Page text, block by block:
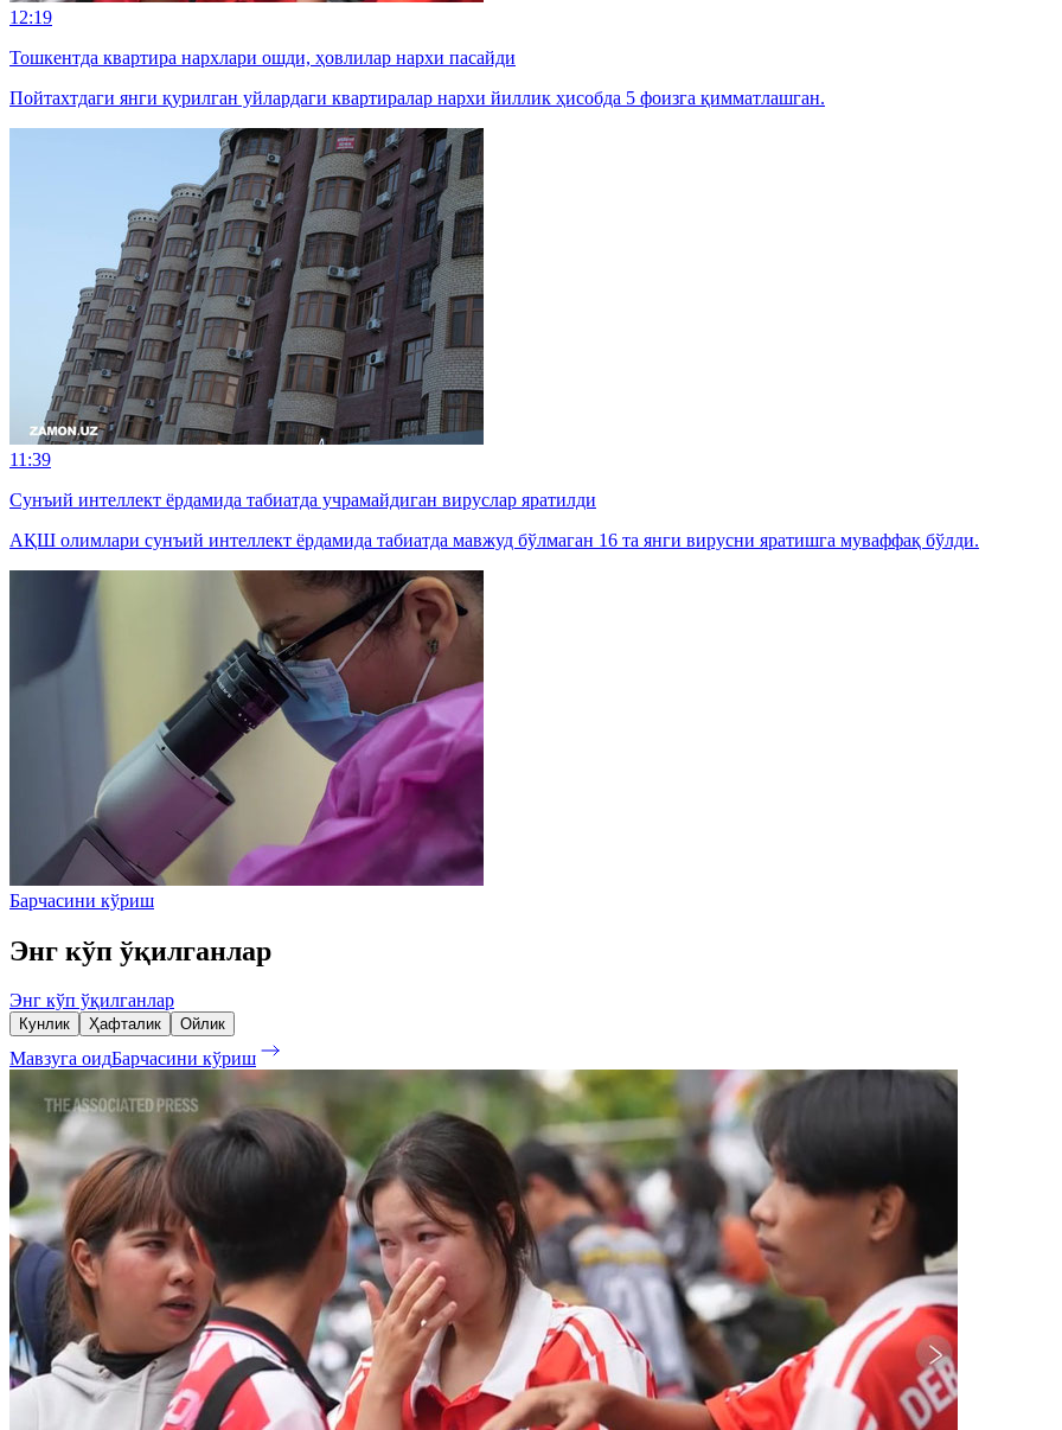
12:19
Тошкентда квартира нархлари ошди, ҳовлилар нархи пасайди
Пойтахтдаги янги қурилган уйлардаги квартиралар нархи йиллик ҳисобда 5 фоизга қимматлашган.
11:39
Сунъий интеллект ёрдамида табиатда учрамайдиган вируслар яратилди
АҚШ олимлари сунъий интеллект ёрдамида табиатда мавжуд бўлмаган 16 та янги вирусни яратишга муваффақ бўлди.
Барчасини кўриш
Энг кўп ўқилганлар
Энг кўп ўқилганлар
Кунлик Ҳафталик Ойлик
Мавзуга оидБарчасини кўриш